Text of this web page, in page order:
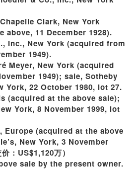
Clark, New York
above, 11 December 1928).
Inc., New York (acquired from
1949).
Meyer, New York (acquired
1949); sale, Sotheby
York, 22 October 1980, lot 27.
(acquired at the above sale);
York, 8 November 1999, lot
Europe (acquired at the above
New York, 3 November
：US$1,120万）
sale by the present owner.